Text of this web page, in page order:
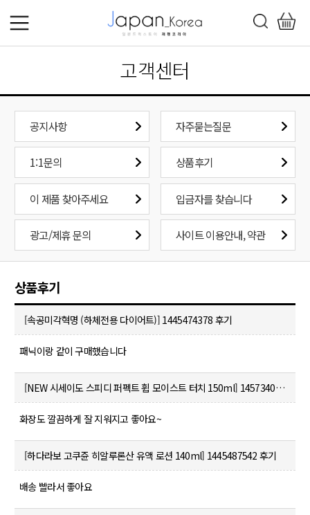
고객센터
공지사항
1:1문의
자주묻는질문
상품후기
이 제품 찾아주세요
광고/제휴 문의
입금자를 찾습니다
사이트 이용안내, 약관
상품후기
[속공미각혁명 (하체전용 다이어트)] 1445474378 후기
패닉이랑 같이 구매했습니다
[NEW 시세이도 스피디 퍼펙트 휩 모이스트 터치 150ml] 1457340469 후기
화장도 깔끔하게 잘 지워지고 좋아요~
[하다라보 고쿠쥰 히알루론산 유액 로션 140ml] 1445487542 후기
배송 빨라서 좋아요